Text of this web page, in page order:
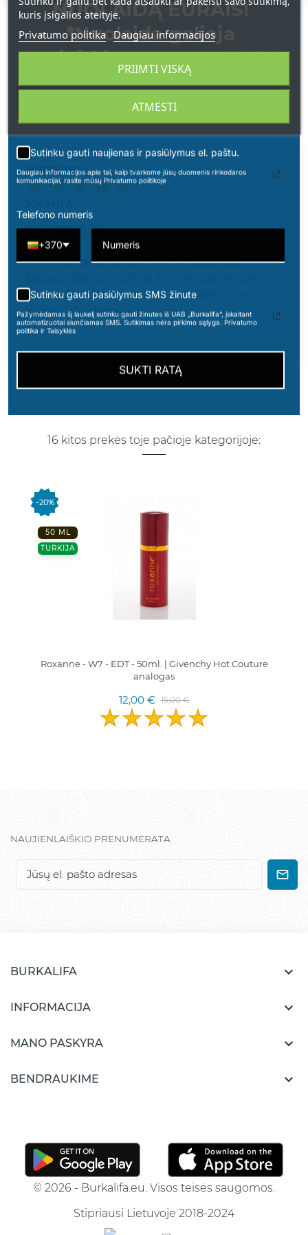
ATSILIEPIMAI
PARAŠYKITE SAVO ATSILIEPIMĄ
Vertinimas
2023-10-17
NUOSTABŪS
Rinkausi pagal aprašymą ir nenusivyliau.
saldus. Esu patenkinta. Ačiū už lapelius su
kvapais. Bus lengviau išsirinkti
??
16 kitos prekės toje pačioje kategorijoje:
−20%
50 ML
TURKIJA
Roxanne - W7 - EDT - 50ml. | Givenchy Hot Couture
analogas
12,00 € 15,00 €
NAUJIENLAIŠKIO PRENUMERATA
BURKALIFA 
INFORMACIJA 
MANO PASKYRA 
BENDRAUKIME 
© 2026 - Burkalifa.eu. Visos teisės saugomos.
Stipriausi Lietuvoje 2018-2024
kuris įsigalios ateityje.
Privatumo politika Daugiau informacijos
ATMESTI
PRIIMTI VISKĄ
NUOLAIDĄ EURAIS!
*Nuolaida galioja
apsipirkimams nuo 49 € !
Sutinku gauti naujienas ir pasiūlymus el. paštu.
Daugiau informacijos apie tai, kaip tvarkome jūsų duomenis rinkodaros
komunikacijai, rasite mūsų Privatumo politikoje
Telefono numeris
+370
Sutinku gauti pasiūlymus SMS žinute
Pažymėdamas šį laukelį sutinku gauti žinutes iš UAB „Burkalifa“, įskaitant
automatizuotai siunčiamas SMS. Sutikimas nėra pirkimo sąlyga. Privatumo
politika ir Taisyklės
SUKTI RATĄ